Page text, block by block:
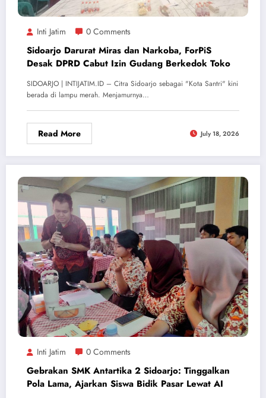
Inti Jatim 0 Comments
Sidoarjo Darurat Miras dan Narkoba, ForPiS
Desak DPRD Cabut Izin Gudang Berkedok Toko
SIDOARJO | INTIJATIM.ID – Citra Sidoarjo sebagai "Kota Santri" kini
berada di lampu merah. Menjamurnya…
Read More July 18, 2026
Inti Jatim 0 Comments
Gebrakan SMK Antartika 2 Sidoarjo: Tinggalkan
Pola Lama, Ajarkan Siswa Bidik Pasar Lewat AI